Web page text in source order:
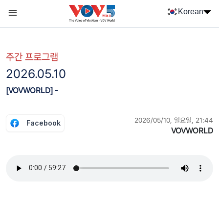
Korean
주간 프로그램
2026.05.10
[VOVWORLD] -
Facebook 2026/05/10, 일요일, 21:44
VOVWORLD